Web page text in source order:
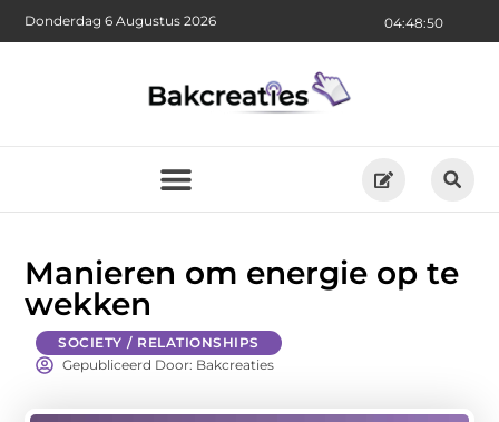
04:48:51
Donderdag 6 Augustus 2026
Manieren om energie op te
wekken
SOCIETY / RELATIONSHIPS
Gepubliceerd Door: Bakcreaties